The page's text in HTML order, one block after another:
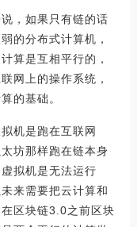
，如果只有链的话
的分布式计算机，
算是互相平行的，
网上的操作系统，
的基础。
机是跑在互联网
坊那样跑在链本身
拟机是无法运行
来需要把云计算和
区块链3.0之前区块